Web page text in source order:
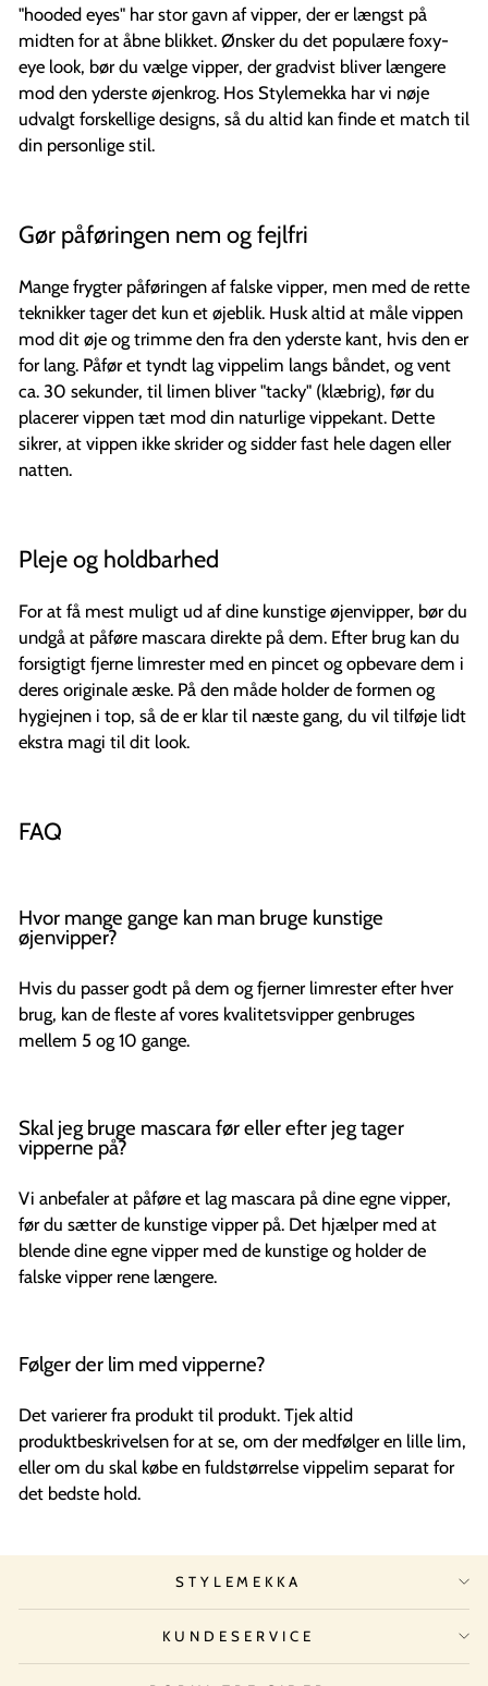
"hooded eyes" har stor gavn af vipper, der er længst på
midten for at åbne blikket. Ønsker du det populære foxy-
eye look, bør du vælge vipper, der gradvist bliver længere
mod den yderste øjenkrog. Hos Stylemekka har vi nøje
udvalgt forskellige designs, så du altid kan finde et match til
din personlige stil.
Gør påføringen nem og fejlfri
Mange frygter påføringen af falske vipper, men med de rette
teknikker tager det kun et øjeblik. Husk altid at måle vippen
mod dit øje og trimme den fra den yderste kant, hvis den er
for lang. Påfør et tyndt lag vippelim langs båndet, og vent
ca. 30 sekunder, til limen bliver "tacky" (klæbrig), før du
placerer vippen tæt mod din naturlige vippekant. Dette
sikrer, at vippen ikke skrider og sidder fast hele dagen eller
natten.
Pleje og holdbarhed
For at få mest muligt ud af dine kunstige øjenvipper, bør du
undgå at påføre mascara direkte på dem. Efter brug kan du
forsigtigt fjerne limrester med en pincet og opbevare dem i
deres originale æske. På den måde holder de formen og
hygiejnen i top, så de er klar til næste gang, du vil tilføje lidt
ekstra magi til dit look.
FAQ
Hvor mange gange kan man bruge kunstige
øjenvipper?
Hvis du passer godt på dem og fjerner limrester efter hver
brug, kan de fleste af vores kvalitetsvipper genbruges
mellem 5 og 10 gange.
Skal jeg bruge mascara før eller efter jeg tager
vipperne på?
Vi anbefaler at påføre et lag mascara på dine egne vipper,
før du sætter de kunstige vipper på. Det hjælper med at
blende dine egne vipper med de kunstige og holder de
falske vipper rene længere.
Følger der lim med vipperne?
Det varierer fra produkt til produkt. Tjek altid
produktbeskrivelsen for at se, om der medfølger en lille lim,
eller om du skal købe en fuldstørrelse vippelim separat for
det bedste hold.
STYLEMEKKA
KUNDESERVICE